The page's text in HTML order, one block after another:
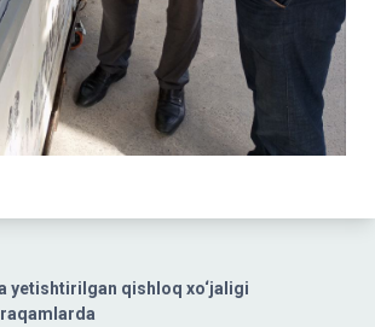
yetishtirilgan qishloq xo‘jaligi